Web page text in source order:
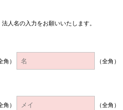
人名の入力をお願いいたします。
角） （全角）
角） （全角）